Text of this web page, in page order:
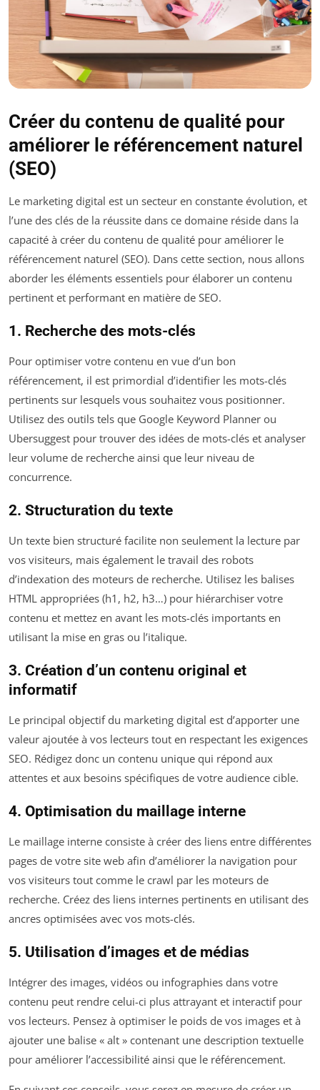
Créer du contenu de qualité pour
améliorer le référencement naturel
(SEO)
Le marketing digital est un secteur en constante évolution, et
l’une des clés de la réussite dans ce domaine réside dans la
capacité à créer du contenu de qualité pour améliorer le
référencement naturel (SEO). Dans cette section, nous allons
aborder les éléments essentiels pour élaborer un contenu
pertinent et performant en matière de SEO.
1. Recherche des mots-clés
Pour optimiser votre contenu en vue d’un bon
référencement, il est primordial d’identifier les mots-clés
pertinents sur lesquels vous souhaitez vous positionner.
Utilisez des outils tels que Google Keyword Planner ou
Ubersuggest pour trouver des idées de mots-clés et analyser
leur volume de recherche ainsi que leur niveau de
concurrence.
2. Structuration du texte
Un texte bien structuré facilite non seulement la lecture par
vos visiteurs, mais également le travail des robots
d’indexation des moteurs de recherche. Utilisez les balises
HTML appropriées (h1, h2, h3…) pour hiérarchiser votre
contenu et mettez en avant les mots-clés importants en
utilisant la mise en gras ou l’italique.
3. Création d’un contenu original et
informatif
Le principal objectif du marketing digital est d’apporter une
valeur ajoutée à vos lecteurs tout en respectant les exigences
SEO. Rédigez donc un contenu unique qui répond aux
attentes et aux besoins spécifiques de votre audience cible.
4. Optimisation du maillage interne
Le maillage interne consiste à créer des liens entre différentes
pages de votre site web afin d’améliorer la navigation pour
vos visiteurs tout comme le crawl par les moteurs de
recherche. Créez des liens internes pertinents en utilisant des
ancres optimisées avec vos mots-clés.
5. Utilisation d’images et de médias
Intégrer des images, vidéos ou infographies dans votre
contenu peut rendre celui-ci plus attrayant et interactif pour
vos lecteurs. Pensez à optimiser le poids de vos images et à
ajouter une balise « alt » contenant une description textuelle
pour améliorer l’accessibilité ainsi que le référencement.